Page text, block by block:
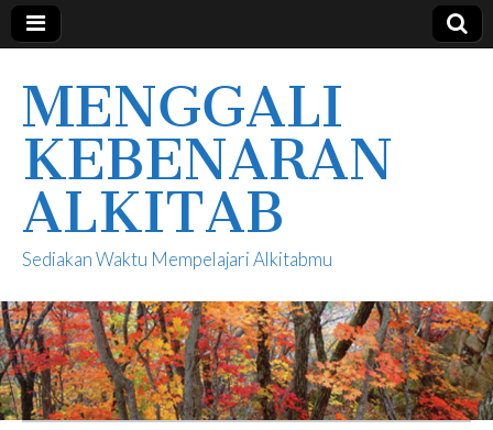
MENGGALI
KEBENARAN
ALKITAB
Sediakan Waktu Mempelajari Alkitabmu